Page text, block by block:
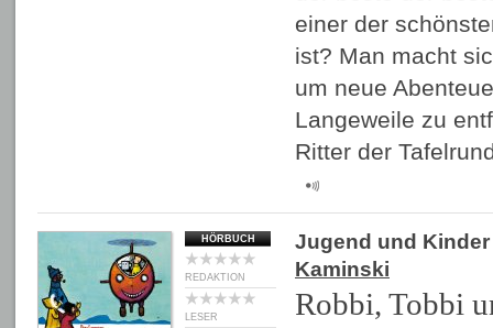
einer der
ist? Man macht
um neue
Langeweile zu
Ritter der
HÖRBUCH
REDAKTION
LESER
Jugend und Kinder
Kaminski
Robbi, Tobbi